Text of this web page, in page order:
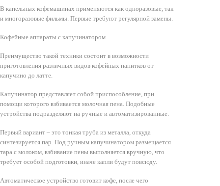
В капельных кофемашинах применяются как одноразовые, так
и многоразовые фильмы. Первые требуют регулярной замены.
Кофейные аппараты с капучинатором
Преимущество такой техники состоит в возможности
приготовления различных видов кофейных напитков от
капучино до латте.
Капучинатор представляет собой приспособление, при
помощи которого взбивается молочная пена. Подобные
устройства подразделяют на ручные и автоматизированные.
Первый вариант – это тонкая труба из металла, откуда
синтезируется пар. Под ручным капучинатором размещается
тара с молоком, взбивание пены выполняется вручную, что
требует особой подготовки, иначе капли будут повсюду.
Автоматическое устройство готовит кофе, после чего